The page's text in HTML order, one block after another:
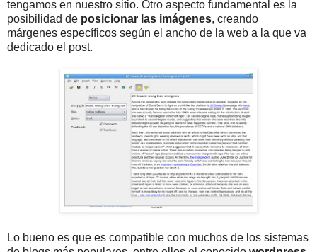
tengamos en nuestro sitio. Otro aspecto fundamental es la
posibilidad de posicionar las imágenes, creando
márgenes específicos según el ancho de la web a la que va
dedicado el post.
Lo bueno es que es compatible con muchos de los sistemas